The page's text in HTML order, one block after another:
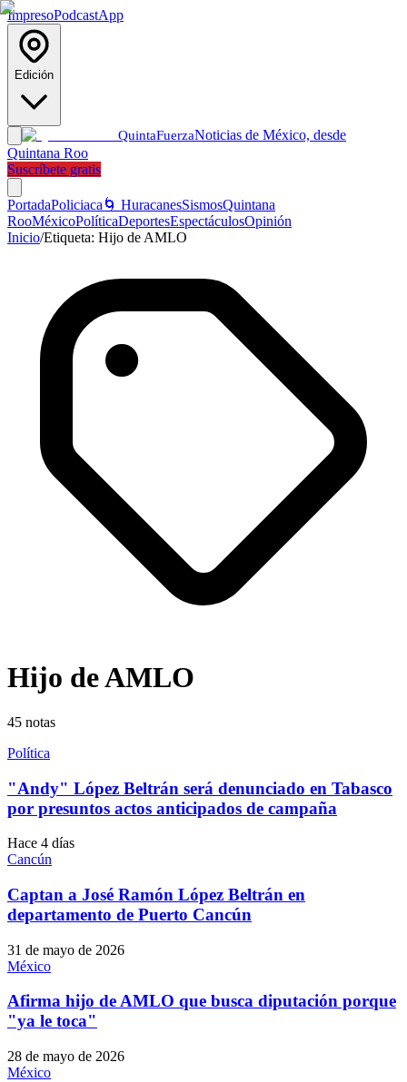
ImpresoPodcastApp
Edición
QuintaFuerzaNoticias de México, desde
Quintana Roo
Suscríbete gratis
PortadaPoliciaca 🌀 HuracanesSismosQuintana
RooMéxicoPolíticaDeportesEspectáculosOpinión
Inicio/Etiqueta: Hijo de AMLO
Hijo de AMLO
45 notas
Política
"Andy" López Beltrán será denunciado en Tabasco
por presuntos actos anticipados de campaña
Hace 4 días
Cancún
Captan a José Ramón López Beltrán en
departamento de Puerto Cancún
31 de mayo de 2026
México
Afirma hijo de AMLO que busca diputación porque
"ya le toca"
28 de mayo de 2026
México